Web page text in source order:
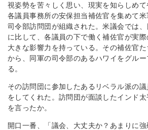
視姿勢を苦々しく思い、現実を知らしめて
各議員事務所の安保担当補佐官を集めて
司令部訪問団が組織された。米議会では
に比して、各議員の下で働く補佐官が実
大きな影響力を持っている。その補佐官
から、同軍の司令部のあるハワイをグル
る。
その訪問団に参加したあるリベラル派の
をしてくれた。訪問団が面談したインド
を言ったか。
開口一番、「議会、大丈夫か？あまりに